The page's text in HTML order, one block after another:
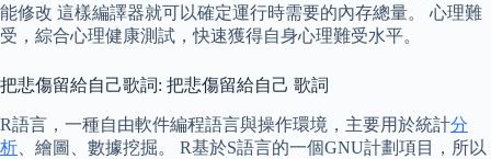
能修改 這樣編譯器就可以確定運行時需要的內存總量。 心理難
受，綜合心理健康測試，快速獲得自身心理難受水平。
把悲傷留給自己歌詞: 把悲傷留給自己 歌詞
R語言，一種自由軟件編程語言與操作環境，主要用於統計分
析 、繪圖、數據挖掘。 R基於S語言的一個GNU計劃項目，所以